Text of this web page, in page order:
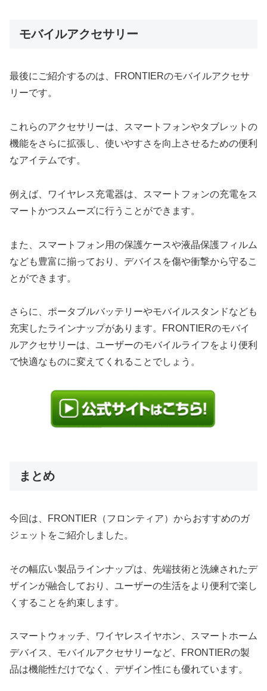
モバイルアクセサリー
最後にご紹介するのは、FRONTIERのモバイルアクセサ
リーです。
これらのアクセサリーは、スマートフォンやタブレットの
機能をさらに拡張し、使いやすさを向上させるための便利
なアイテムです。
例えば、ワイヤレス充電器は、スマートフォンの充電をス
マートかつスムーズに行うことができます。
また、スマートフォン用の保護ケースや液晶保護フィルム
なども豊富に揃っており、デバイスを傷や衝撃から守るこ
とができます。
さらに、ポータブルバッテリーやモバイルスタンドなども
充実したラインナップがあります。FRONTIERのモバイ
ルアクセサリーは、ユーザーのモバイルライフをより便利
で快適なものに変えてくれることでしょう。
まとめ
今回は、FRONTIER（フロンティア）からおすすめのガ
ジェットをご紹介しました。
その幅広い製品ラインナップは、先端技術と洗練されたデ
ザインが融合しており、ユーザーの生活をより便利で楽し
くすることを約束します。
スマートウォッチ、ワイヤレスイヤホン、スマートホーム
デバイス、モバイルアクセサリーなど、FRONTIERの製
品は機能性だけでなく、デザイン性にも優れています。